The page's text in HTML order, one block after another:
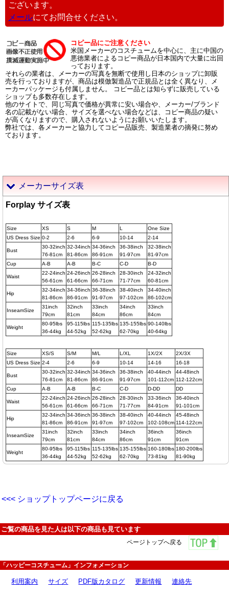
ございます。
メールにてお問合せください。
コピー品にご注意ください
米国メーカーのコスチュームを中心に、主に中国の
悪徳業者によるコピー商品が日本国内で大量に出回
っております。
それらの業者は、メーカーの写真を無断で使用し日本のショップに卸販
売を行っておりますが、商品は模倣製造品で正規品とは全く異なり、メ
ーカーパッケージも付属しません。 コピー品とは知らずに販売している
ショップも多数存在します。
他のサイトで、同じ写真で価格が異常に安い場合や、メーカー/ブランド
名の記載がない場合、サイズを選べない場合などは、コピー商品の疑い
が高くなりますので、購入されないようにお願いいたします。
弊社では、各メーカーと協力してコピー品販売、製造業者の摘発に努め
ております。
メーカーサイズ表
Forplay サイズ表
Size XS S M L
One Size
US Dress Size 0-2 2-6 6-9 10-14 2-14
Bust
30-32inch
76-81cm
32-34inch
81-86cm
34-36inch
86-91cm
36-38inch
91-97cm
32-38inch
81-97cm
Cup
A-B A-B B-C C-D B-D
Waist
22-24inch
56-61cm
24-26inch
61-66cm
26-28inch
66-71cm
28-30inch
71-77cm
24-32inch
60-81cm
Hip
32-34inch
81-86cm
34-36inch
86-91cm
36-38inch
91-97cm
38-40inch
97-102cm
34-40inch
86-102cm
InseamSize
31inch
79cm
32inch
81cm
33inch
84cm
34inch
86cm
33inch
84cm
Weight
80-95lbs
36-44kg
95-115lbs
44-52kg
115-135lbs
52-62kg
135-155lbs
62-70kg
90-140lbs
40-64kg
Size XS/S S/M M/L L/XL 1X/2X
2X/3X
US Dress Size 2-4 2-6 6-9 10-14 14-16 16-18
Bust
30-32inch
76-81cm
32-34inch
81-86cm
34-36inch
86-91cm
36-38inch
91-97cm
40-44inch
101-112cm
44-48inch
112-122cm
Cup
A-B A-B B-C C-D D-DD DD
Waist
22-24inch
56-61cm
24-26inch
61-66cm
26-28inch
66-71cm
28-30inch
71-77cm
33-36inch
84-91cm
36-40inch
91-101cm
Hip
32-34inch
81-86cm
34-36inch
86-91cm
36-38inch
91-97cm
38-40inch
97-102cm
40-44inch
102-108cm
45-48inch
114-122cm
InseamSize
31inch
79cm
32inch
81cm
33inch
84cm
34inch
86cm
36inch
91cm
36inch
91cm
Weight
80-95lbs
36-44kg
95-115lbs
44-52kg
115-135lbs
52-62kg
135-155lbs
62-70kg
160-180lbs
73-81kg
180-200lbs
81-90kg
<<< ショップトップページに戻る
ご覧の商品を見た人は以下の商品も見ています
ページトップへ戻る
「ハッピーコスチューム」インフォメーション
利用案内 サイズ PDF版カタログ 更新情報 連絡先